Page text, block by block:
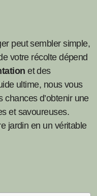
peut sembler simple,
votre récolte dépend
et des
ultime, nous vous
d’obtenir une
et savoureuses.
jardin en un véritable